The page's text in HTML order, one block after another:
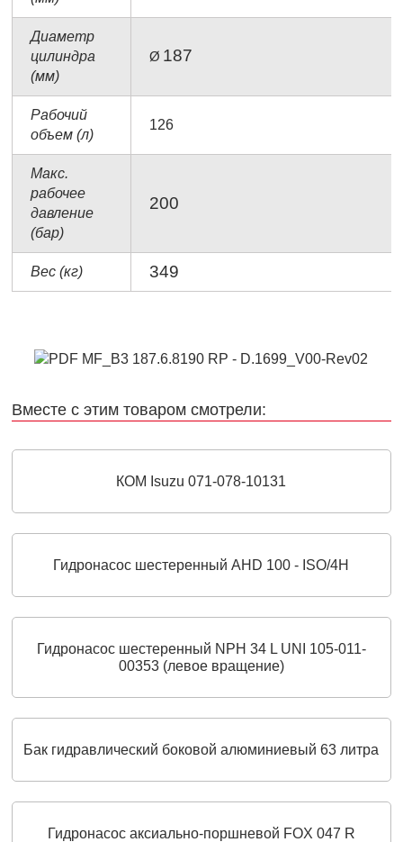
Диаметр
цилиндра
(мм)
Ø 187
Рабочий
объем (л)
126
Макс.
рабочее
давление
(бар)
200
Вес (кг) 349
Вместе с этим товаром смотрели:
КОМ Isuzu 071-078-10131
Гидронасос шестеренный AHD 100 - ISO/4H
Гидронасос шестеренный NPH 34 L UNI 105-011-
00353 (левое вращение)
Бак гидравлический боковой алюминиевый 63 литра
Гидронасос аксиально-поршневой FOX 047 R